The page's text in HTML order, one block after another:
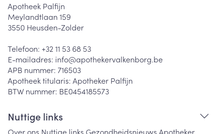
Apotheek Palfijn
Meylandtlaan 159
3550 Heusden-Zolder
Telefoon: +32 11 53 68 53
E-mailadres: info@apothekervalkenborg.be
APB nummer: 716503
Apotheek titularis: Apotheker Palfijn
BTW nummer: BE0454185573
Nuttige links
Over ons Nuttige links Gezondheidsnieuws Apotheker